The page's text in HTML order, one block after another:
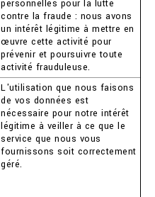
personnelles pour la lutte
contre la fraude : nous avons
un intérêt légitime à mettre en
œuvre cette activité pour
prévenir et poursuivre toute
activité frauduleuse.
L'utilisation que nous faisons
de vos données est
nécessaire pour notre intérêt
légitime à veiller à ce que le
service que nous vous
fournissons soit correctement
géré.